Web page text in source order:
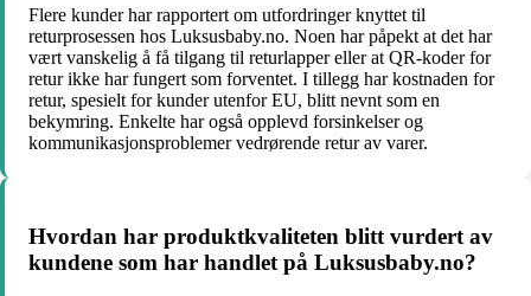
Flere kunder har rapportert om utfordringer knyttet til
returprosessen hos Luksusbaby.no. Noen har påpekt at det har
vært vanskelig å få tilgang til returlapper eller at QR-koder for
retur ikke har fungert som forventet. I tillegg har kostnaden for
retur, spesielt for kunder utenfor EU, blitt nevnt som en
bekymring. Enkelte har også opplevd forsinkelser og
kommunikasjonsproblemer vedrørende retur av varer.
Hvordan har produktkvaliteten blitt vurdert av
kundene som har handlet på Luksusbaby.no?